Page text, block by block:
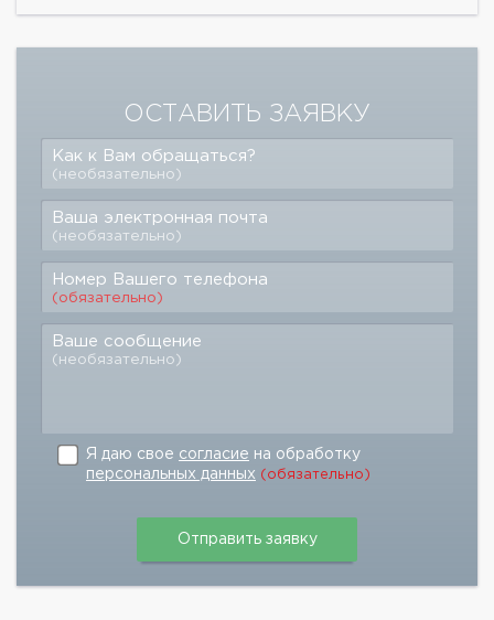
ОСТАВИТЬ ЗАЯВКУ
Как к Вам обращаться?
(необязательно)
Ваша электронная почта
(необязательно)
Номер Вашего телефона
(обязательно)
Ваше сообщение
(необязательно)
Я даю свое согласие на обработку
персональных данных (обязательно)